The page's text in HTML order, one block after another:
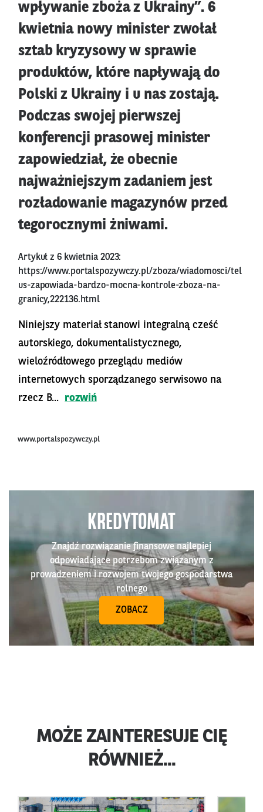
wpływanie zboża z Ukrainy”. 6
kwietnia nowy minister zwołał
sztab kryzysowy w sprawie
produktów, które napływają do
Polski z Ukrainy i u nas zostają.
Podczas swojej pierwszej
konferencji prasowej minister
zapowiedział, że obecnie
najważniejszym zadaniem jest
rozładowanie magazynów przed
tegorocznymi żniwami.
Artykuł z 6 kwietnia 2023:
https://www.portalspozywczy.pl/zboza/wiadomosci/tel
us-zapowiada-bardzo-mocna-kontrole-zboza-na-
granicy,222136.html
Niniejszy materiał stanowi integralną cześć
autorskiego, dokumentalistycznego,
wieloźródłowego przeglądu mediów
internetowych sporządzanego serwisowo na
rzecz B...
rozwiń
www.portalspozywczy.pl
KREDYTOMAT
Znajdź rozwiązanie finansowe najlepiej
odpowiadające potrzebom związanym z
prowadzeniem i rozwojem twojego gospodarstwa
rolnego
ZOBACZ
MOŻE ZAINTERESUJE CIĘ
RÓWNIEŻ...